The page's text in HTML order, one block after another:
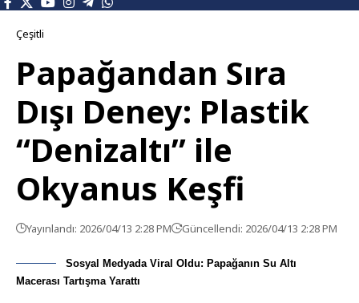
Çeşitli
Papağandan Sıra
Dışı Deney: Plastik
“Denizaltı” ile
Okyanus Keşfi
Yayınlandı: 2026/04/13 2:28 PM Güncellendi: 2026/04/13 2:28 PM
Sosyal Medyada Viral Oldu: Papağanın Su Altı
Macerası Tartışma Yarattı